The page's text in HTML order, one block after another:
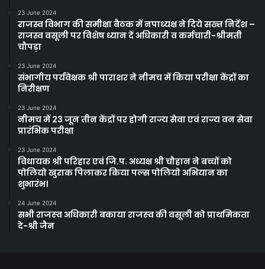
23 June 2024
राजस्व विभाग की समीक्षा बैठक में नपाध्यक्ष ने दिये सख्त निर्देश –
राजस्व वसूली पर विशेष ध्यान दें अधिकारी व कर्मचारी-श्रीमती
चौपड़ा
23 June 2024
संभागीय पर्यवेक्षक श्री पाराशर ने नीमच में किया परीक्षा केंद्रों का
निरीक्षण
23 June 2024
नीमच में 23 जून तीन केंद्रों पर होगी राज्‍य सेवा एवं राज्‍य वन सेवा
प्रारंभिक परीक्षा
23 June 2024
विधायक श्री परिहार एवं जि.प. अध्यक्ष श्री चौहान ने बच्चों को
पोलियो खुराक पिलाकर किया पल्स पोलियो अभियान का
शुभारंभ।
24 June 2024
सभी राजस्‍व अधिकारी बकाया राजस्‍व की वसूली को प्राथमिकता
दे-श्री जैन